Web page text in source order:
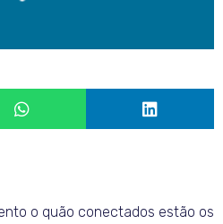
o quão conectados estão os